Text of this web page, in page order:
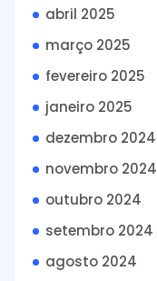
abril 2025
março 2025
fevereiro 2025
janeiro 2025
dezembro 2024
novembro 2024
outubro 2024
setembro 2024
agosto 2024